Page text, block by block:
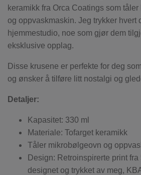
keramikk fra Orca Coatings som
og oppvaskmaskin. Jeg trykker hvert
hjemmestudio, noe som gjør dem
eksklusive opplag.
Disse krusene er perfekte for deg
og ønsker å tilføre litt nostalgi og
Detaljer:
Kapasitet: 330 ml
Materiale: Tofarget keramikk
Tåler mikrobølgeovn og
Design: Retroinspirerte print
designet og trykket av meg,